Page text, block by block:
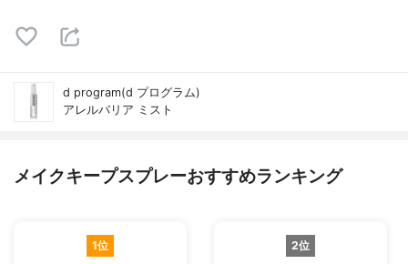
d program(d プログラム)
アレルバリア ミスト
メイクキープスプレーおすすめランキング
1位 2位